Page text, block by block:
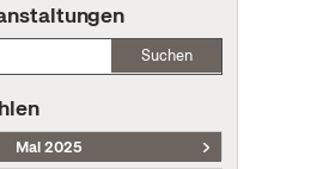
Suchen
Mai 2025